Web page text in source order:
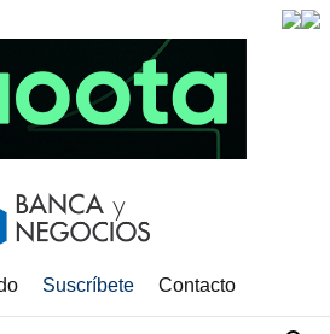
Suscríbete Contacto